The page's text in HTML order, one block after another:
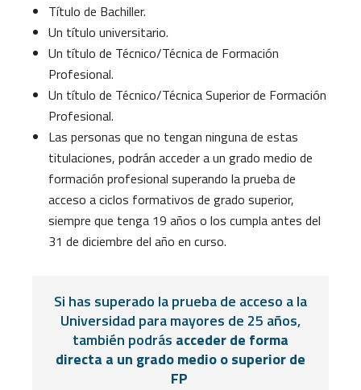
Título de Bachiller.
Un título universitario.
Un título de Técnico/Técnica de Formación
Profesional.
Un título de Técnico/Técnica Superior de Formación
Profesional.
Las personas que no tengan ninguna de estas
titulaciones, podrán acceder a un grado medio de
formación profesional superando la prueba de
acceso a ciclos formativos de grado superior,
siempre que tenga 19 años o los cumpla antes del
31 de diciembre del año en curso.
Si has superado la prueba de acceso a la
Universidad para mayores de 25 años,
también podrás acceder de forma
directa a un grado medio o superior de
FP